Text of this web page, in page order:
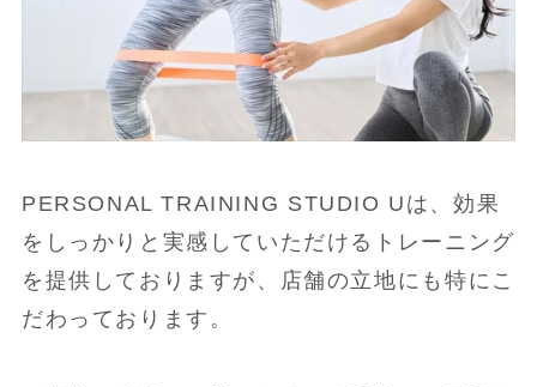
PERSONAL TRAINING STUDIO Uは、効果
をしっかりと実感していただけるトレーニング
を提供しておりますが、店舗の立地にも特にこ
だわっております。